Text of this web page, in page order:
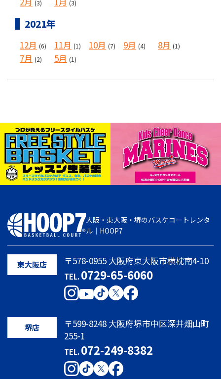
(3) (3)
2021年
12月 (6) 11月 (1) 10月 (7) 9月 (4) 8月 (1)
7月 (2) 5月 (1)
大阪・東大阪・堺のバスケコートレンタ
ル｜HOOP7
東大阪店 〒578-0955 大阪府東大阪市横枕南4-10
TEL.0729-65-6060
堺店
〒599-8248 大阪府堺市中区深井畑山町
255-1
TEL.072-249-8382